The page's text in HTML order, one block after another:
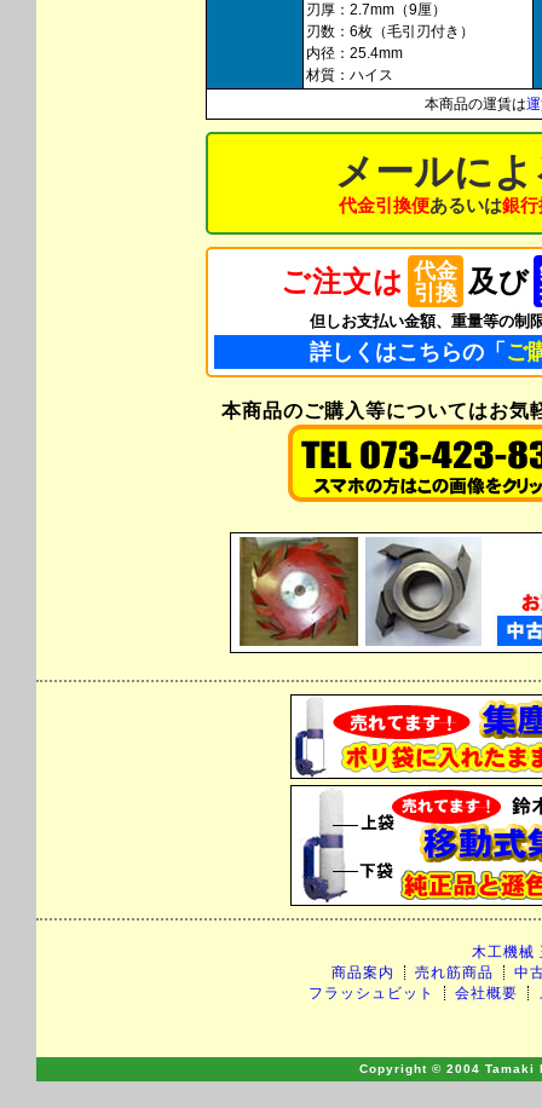
刃厚：2.7mm（9厘）
刃数：6枚（毛引刃付き）
内径：25.4mm
材質：ハイス
本商品の運賃は
メールに
代金引換便あるいは銀行
ご注文は 代金
引換 及び
但しお支払い金額、重量等の制
詳しくはこちらの「 ご
本商品のご購入等についてはお気
木工機械
商品案内
売れ筋商品
中
フラッシュビット
会社概要
Copyright © 2004